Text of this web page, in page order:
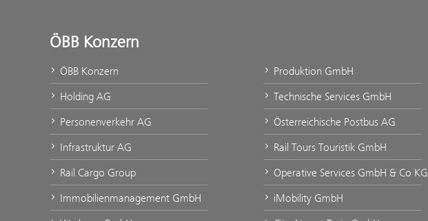
ÖBB Konzern
ÖBB Konzern
Holding AG
Personenverkehr AG
Infrastruktur AG
Rail Cargo Group
Immobilienmanagement GmbH
Produktion GmbH
Technische Services GmbH
Österreichische Postbus AG
Rail Tours Touristik GmbH
Operative Services GmbH & Co KG
iMobility GmbH